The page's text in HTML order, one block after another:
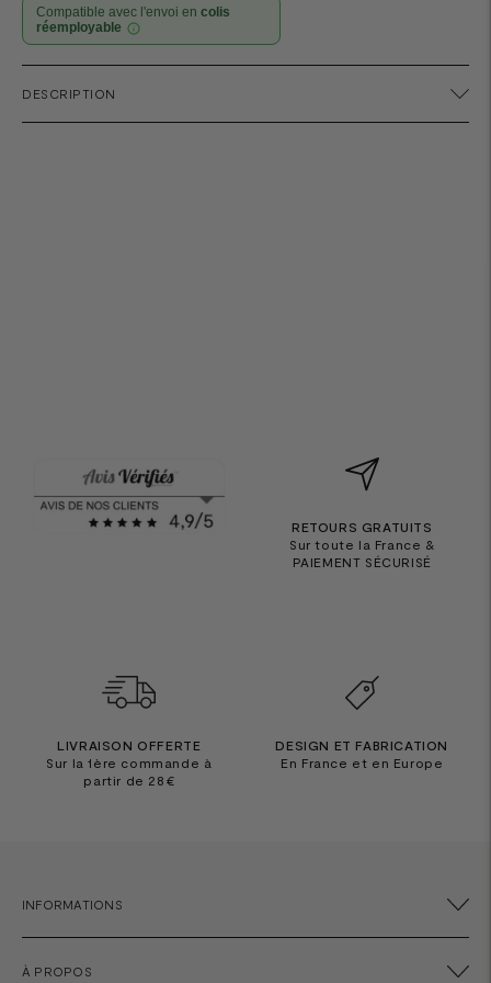
Compatible avec l'envoi en colis
réemployable
un
produit
DESCRIPTION
RETOURS GRATUITS
Sur toute la France &
PAIEMENT SÉCURISÉ
LIVRAISON OFFERTE
Sur la 1ère commande à
partir de 28€
DESIGN ET FABRICATION
En France et en Europe
INFORMATIONS
À PROPOS